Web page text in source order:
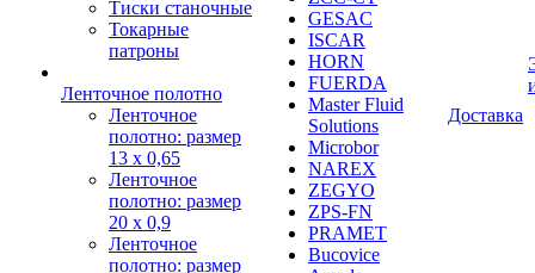
Тиски станочные
Токарные
патроны
Ленточное полотно
Ленточное
полотно: размер
13 х 0,65
Ленточное
полотно: размер
20 х 0,9
Ленточное
полотно: размер
GESAC
ISCAR
HORN
FUERDA
Master Fluid
Solutions
Microbor
NAREX
ZEGYO
ZPS-FN
PRAMET
Bucovice
Доставка